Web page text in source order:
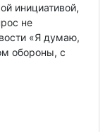
инициативой,
не
«Я думаю,
обороны, с